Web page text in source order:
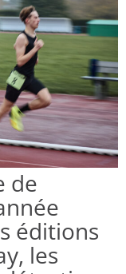
de
éditions
les